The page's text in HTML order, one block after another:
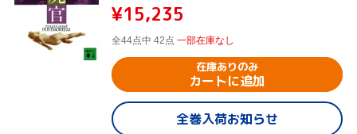
¥15,235
全44点中 42点 一部在庫なし
在庫ありのみ
カートに追加
全巻入荷お知らせ